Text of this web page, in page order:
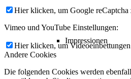
Impressionen
Hier klicken, um Google
Vimeo und YouTube Einstellungen:
Hier klicken, um
Andere Cookies
Die folgenden Cookies werden